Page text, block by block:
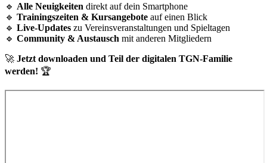
🔹 Alle Neuigkeiten direkt auf dein Smartphone
🔹 Trainingszeiten & Kursangebote auf einen Blick
🔹 Live-Updates zu Vereinsveranstaltungen und Spieltagen
🔹 Community & Austausch mit anderen Mitgliedern
🚀 Jetzt downloaden und Teil der digitalen TGN-Familie
werden! 🏆